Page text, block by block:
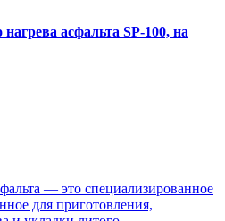
асфальта SP-100, на
— это специализированное
для приготовления,